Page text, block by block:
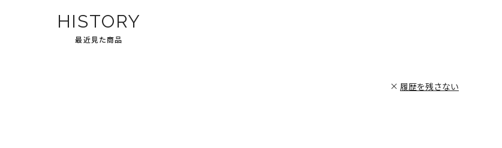
HISTORY
最近見た商品
履歴を残さない